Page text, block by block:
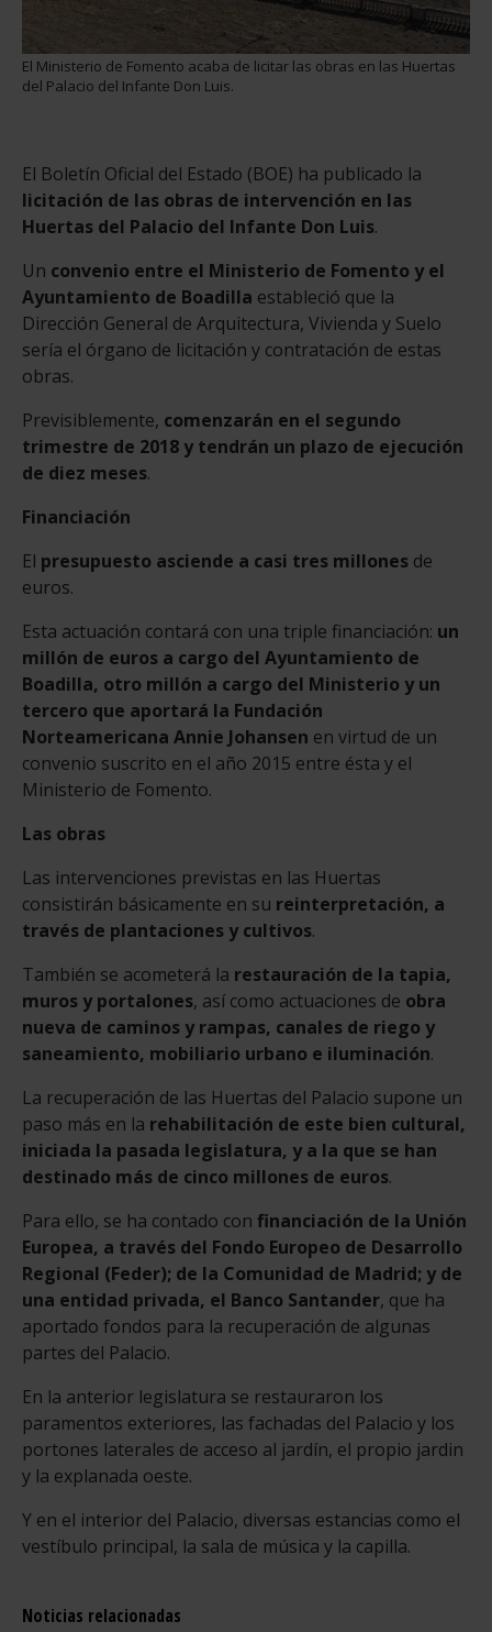
El Ministerio de Fomento acaba de licitar las obras en las Huertas
del Palacio del Infante Don Luis.
El Boletín Oficial del Estado (BOE) ha publicado la
licitación de las obras de intervención en las
Huertas del Palacio del Infante Don Luis.
Un convenio entre el Ministerio de Fomento y el
Ayuntamiento de Boadilla estableció que la
Dirección General de Arquitectura, Vivienda y Suelo
sería el órgano de licitación y contratación de estas
obras.
Previsiblemente, comenzarán en el segundo
trimestre de 2018 y tendrán un plazo de ejecución
de diez meses.
Financiación
El presupuesto asciende a casi tres millones de
euros.
Esta actuación contará con una triple financiación: un
millón de euros a cargo del Ayuntamiento de
Boadilla, otro millón a cargo del Ministerio y un
tercero que aportará la Fundación
Norteamericana Annie Johansen en virtud de un
convenio suscrito en el año 2015 entre ésta y el
Ministerio de Fomento.
Las obras
Las intervenciones previstas en las Huertas
consistirán básicamente en su reinterpretación, a
través de plantaciones y cultivos.
También se acometerá la restauración de la tapia,
muros y portalones, así como actuaciones de obra
nueva de caminos y rampas, canales de riego y
saneamiento, mobiliario urbano e iluminación.
La recuperación de las Huertas del Palacio supone un
paso más en la rehabilitación de este bien cultural,
iniciada la pasada legislatura, y a la que se han
destinado más de cinco millones de euros.
Para ello, se ha contado con financiación de la Unión
Europea, a través del Fondo Europeo de Desarrollo
Regional (Feder); de la Comunidad de Madrid; y de
una entidad privada, el Banco Santander, que ha
aportado fondos para la recuperación de algunas
partes del Palacio.
En la anterior legislatura se restauraron los
paramentos exteriores, las fachadas del Palacio y los
portones laterales de acceso al jardín, el propio jardin
y la explanada oeste.
Y en el interior del Palacio, diversas estancias como el
vestíbulo principal, la sala de música y la capilla.
Noticias relacionadas